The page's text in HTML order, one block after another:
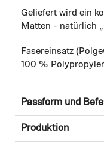
Geliefert wird ein
Matten - natürlich
Fasereinsatz
100 %
Passform und
Produktion